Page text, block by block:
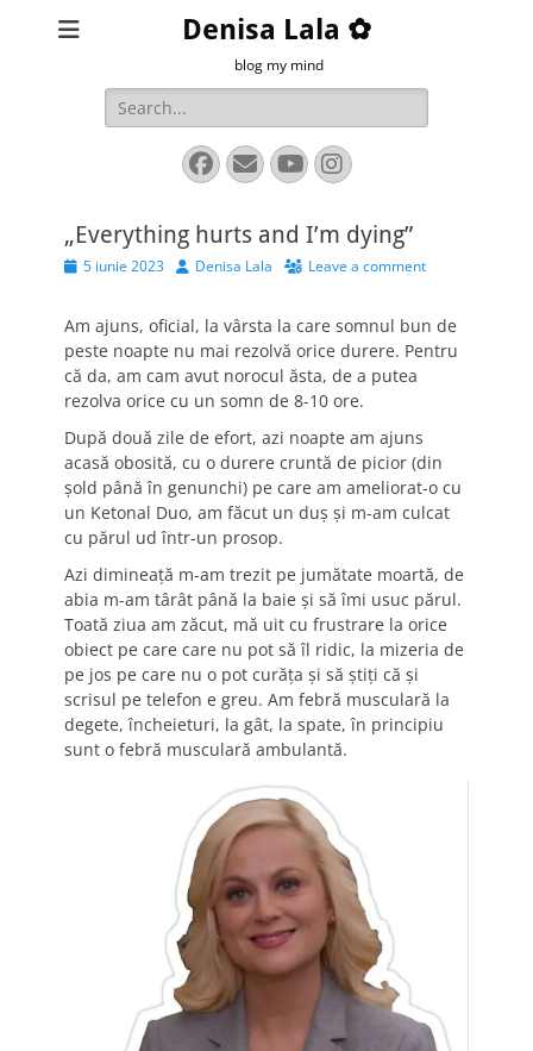
Denisa Lala ✿
blog my mind
Search
for:
Facebook
EmailYouTube
Instagram
„Everything hurts and I’m dying”
Posted5 iunie 2023 AuthorDenisa Lala Leave a comment
Am ajuns, oficial, la vârsta la care somnul bun de
peste noapte nu mai rezolvă orice durere. Pentru
că da, am cam avut norocul ăsta, de a putea
rezolva orice cu un somn de 8-10 ore.
După două zile de efort, azi noapte am ajuns
acasă obosită, cu o durere cruntă de picior (din
șold până în genunchi) pe care am ameliorat-o cu
un Ketonal Duo, am făcut un duș și m-am culcat
cu părul ud într-un prosop.
Azi dimineață m-am trezit pe jumătate moartă, de
abia m-am târât până la baie și să îmi usuc părul.
Toată ziua am zăcut, mă uit cu frustrare la orice
obiect pe care care nu pot să îl ridic, la mizeria de
pe jos pe care nu o pot curăța și să știți că și
scrisul pe telefon e greu. Am febră musculară la
degete, încheieturi, la gât, la spate, în principiu
sunt o febră musculară ambulantă.